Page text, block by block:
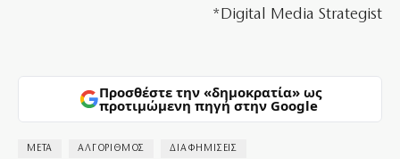
*Digital Media Strategist
Προσθέστε την «δημοκρατία» ως
προτιμώμενη πηγή στην Google
META ΑΛΓΟΡΙΘΜΟΣ ΔΙΑΦΗΜΙΣΕΙΣ